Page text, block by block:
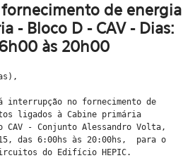
de energia
- Bloco D - CAV - Dias:
às 20h00
interrupção no fornecimento de
ligados à Cabine primária
CAV - Conjunto Alessandro Volta,
das 6:00hs às 20:00hs, para o
do Edifício HEPIC.